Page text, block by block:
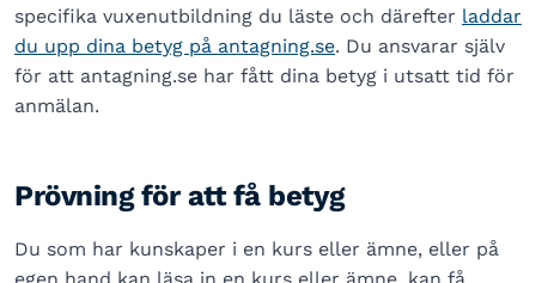
specifika vuxenutbildning du läste och därefter laddar
du upp dina betyg på antagning.se. Du ansvarar själv
för att antagning.se har fått dina betyg i utsatt tid för
anmälan.
Prövning för att få betyg
Du som har kunskaper i en kurs eller ämne, eller på